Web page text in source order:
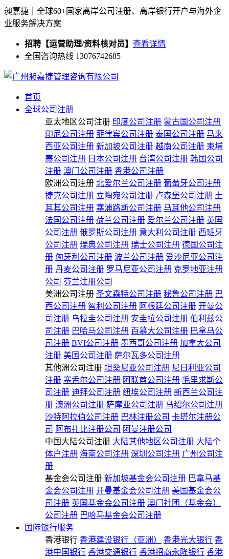
昶嘉捷｜全球60+国家离岸公司注册、离岸银行开户与海外企
业服务解决方案
招聘【运营助理/资料核对员】 查看详情
全国咨询热线 13076742685
首页
全球公司注册
亚太地区公司注册 印度公司注册 蒙古国公司注册
印尼公司注册 菲律宾公司注册 泰国公司注册 马来
西亚公司注册 新加坡公司注册 越南公司注册 柬埔
寨公司注册 日本公司注册 台湾公司注册 韩国公司
注册 澳门公司注册 香港公司注册
欧洲公司注册 北爱尔兰公司注册 葡萄牙公司注册
捷克公司注册 立陶宛公司注册 卢森堡公司注册 土
耳其公司注册 塞浦路斯公司注册 马耳他公司注册
法国公司注册 荷兰公司注册 爱尔兰公司注册 英国
公司注册 俄罗斯公司注册 意大利公司注册 西班牙
公司注册 瑞典公司注册 瑞士公司注册 德国公司注
册 匈牙利公司注册 波兰公司注册 爱沙尼亚公司注
册 丹麦公司注册 罗马尼亚公司注册 克罗地亚注册
公司 芬兰注册公司
美洲公司注册 圣文森特公司注册 秘鲁公司注册 巴
西公司注册 智利公司注册 阿根廷公司注册 开曼公
司注册 乌拉圭公司注册 安圭拉公司注册 伯利兹公
司注册 巴哈马公司注册 百慕大公司注册 巴拿马公
司注册 BVI公司注册 墨西哥公司注册 加拿大公司
注册 美国公司注册 萨尔瓦多公司注册
其他洲公司注册 坦桑尼亚公司注册 尼日利亚公司
注册 塞舌尔公司注册 阿联酋公司注册 毛里求斯公
司注册 迪拜公司注册 纽埃公司注册 新西兰公司注
册 澳洲公司注册 萨摩亚公司注册 马绍尔公司注册
沙特阿拉伯公司注册 巴林注册公司 卡塔尔注册公
司 阿布扎比注册公司 阿曼注册公司
中国大陆公司注册 大陆其他地区公司注册 大陆个
体户注册 海南公司注册 深圳公司注册 广州公司注
册
基金会公司注册 新加坡基金会公司注册 巴拿马基
金会公司注册 开曼基金会公司注册 美国基金会公
司注册 英国基金会公司注册 澳门社团（基金会）
公司注册 巴哈马基金会公司注册
国际银行服务
香港银行 香港建设银行（亚洲） 香港光大银行 香
港中国银行 香港交通银行 香港招商永隆银行 香港